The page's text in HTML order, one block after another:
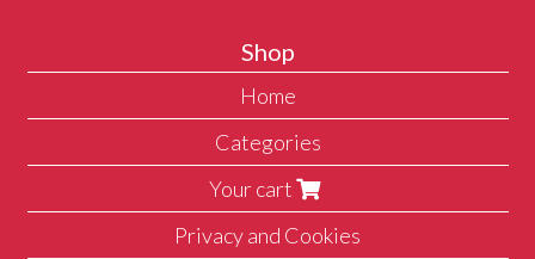
Shop
Home
Categories
Your cart
Privacy and Cookies